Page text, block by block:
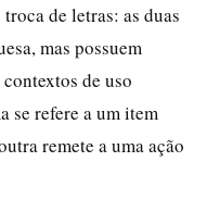
de letras: as duas
mas possuem
de uso
se refere a um item
remete a uma ação